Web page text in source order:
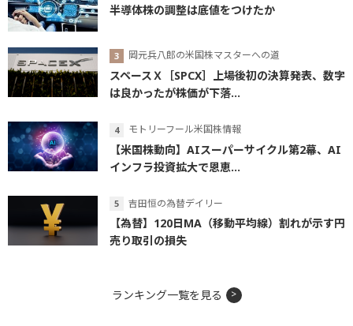
半導体株の調整は底値をつけたか
岡元兵八郎の米国株マスターへの道
スペースＸ［SPCX］上場後初の決算発表、数字
は良かったが株価が下落...
モトリーフール米国株情報
【米国株動向】AIスーパーサイクル第2幕、AI
インフラ投資拡大で恩恵...
吉田恒の為替デイリー
【為替】120日MA（移動平均線）割れが示す円
売り取引の損失
ランキング一覧を見る